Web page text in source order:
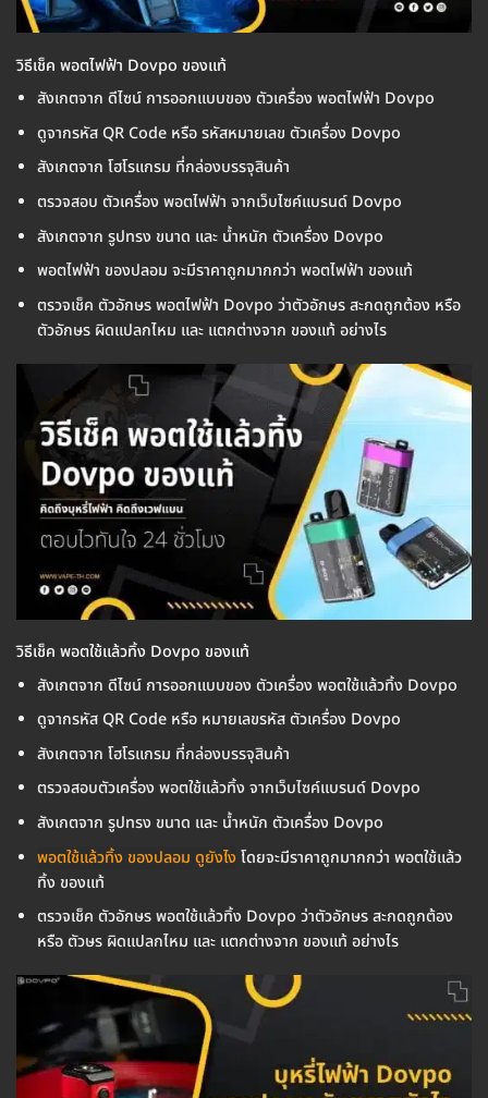
วิธีเช็ค พอตไฟฟ้า Dovpo ของแท้
สังเกตจาก ดีไซน์ การออกแบบของ ตัวเครื่อง พอตไฟฟ้า Dovpo
ดูจากรหัส QR Code หรือ รหัสหมายเลข ตัวเครื่อง Dovpo
สังเกตจาก โฮโรแกรม ที่กล่องบรรจุสินค้า
ตรวจสอบ ตัวเครื่อง พอตไฟฟ้า จากเว็บไซค์แบรนด์ Dovpo
สังเกตจาก รูปทรง ขนาด และ น้ำหนัก ตัวเครื่อง Dovpo
พอตไฟฟ้า ของปลอม จะมีราคาถูกมากกว่า พอตไฟฟ้า ของแท้
ตรวจเช็ค ตัวอักษร พอตไฟฟ้า Dovpo ว่าตัวอักษร สะกดถูกต้อง หรือ
ตัวอักษร ผิดแปลกไหม และ แตกต่างจาก ของแท้ อย่างไร
วิธีเช็ค พอตใช้แล้วทิ้ง Dovpo ของแท้
สังเกตจาก ดีไซน์ การออกแบบของ ตัวเครื่อง พอตใช้แล้วทิ้ง Dovpo
ดูจากรหัส QR Code หรือ หมายเลขรหัส ตัวเครื่อง Dovpo
สังเกตจาก โฮโรแกรม ที่กล่องบรรจุสินค้า
ตรวจสอบตัวเครื่อง พอตใช้แล้วทิ้ง จากเว็บไซค์แบรนด์ Dovpo
สังเกตจาก รูปทรง ขนาด และ น้ำหนัก ตัวเครื่อง Dovpo
พอตใช้แล้วทิ้ง ของปลอม ดูยังไงโดยจะมีราคาถูกมากกว่า พอตใช้แล้ว
ทิ้ง ของแท้
ตรวจเช็ค ตัวอักษร พอตใช้แล้วทิ้ง Dovpo ว่าตัวอักษร สะกดถูกต้อง
หรือ ตัวษร ผิดแปลกไหม และ แตกต่างจาก ของแท้ อย่างไร